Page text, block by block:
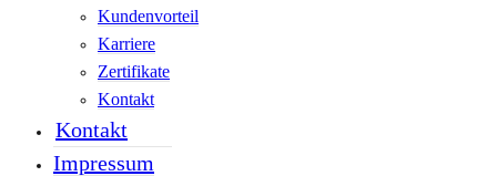
Kundenvorteil
Karriere
Zertifikate
Kontakt
Kontakt
Impressum